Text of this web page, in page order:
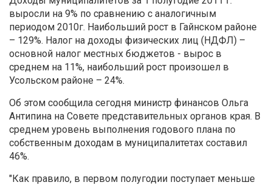
выросли на 9% по сравнению с аналогичным
периодом 2010г. Наибольший рост в Гайнском районе
– 129%. Налог на доходы физических лиц (НДФЛ) –
основной налог местных бюджетов - вырос в
среднем на 11%, наибольший рост произошел в
Усольском районе – 24%.
Об этом сообщила сегодня министр финансов Ольга
Антипина на Совете представительных органов края. В
среднем уровень выполнения годового плана по
собственным доходам в муниципалитетах составил
46%.
"Как правило, в первом полугодии поступает меньше